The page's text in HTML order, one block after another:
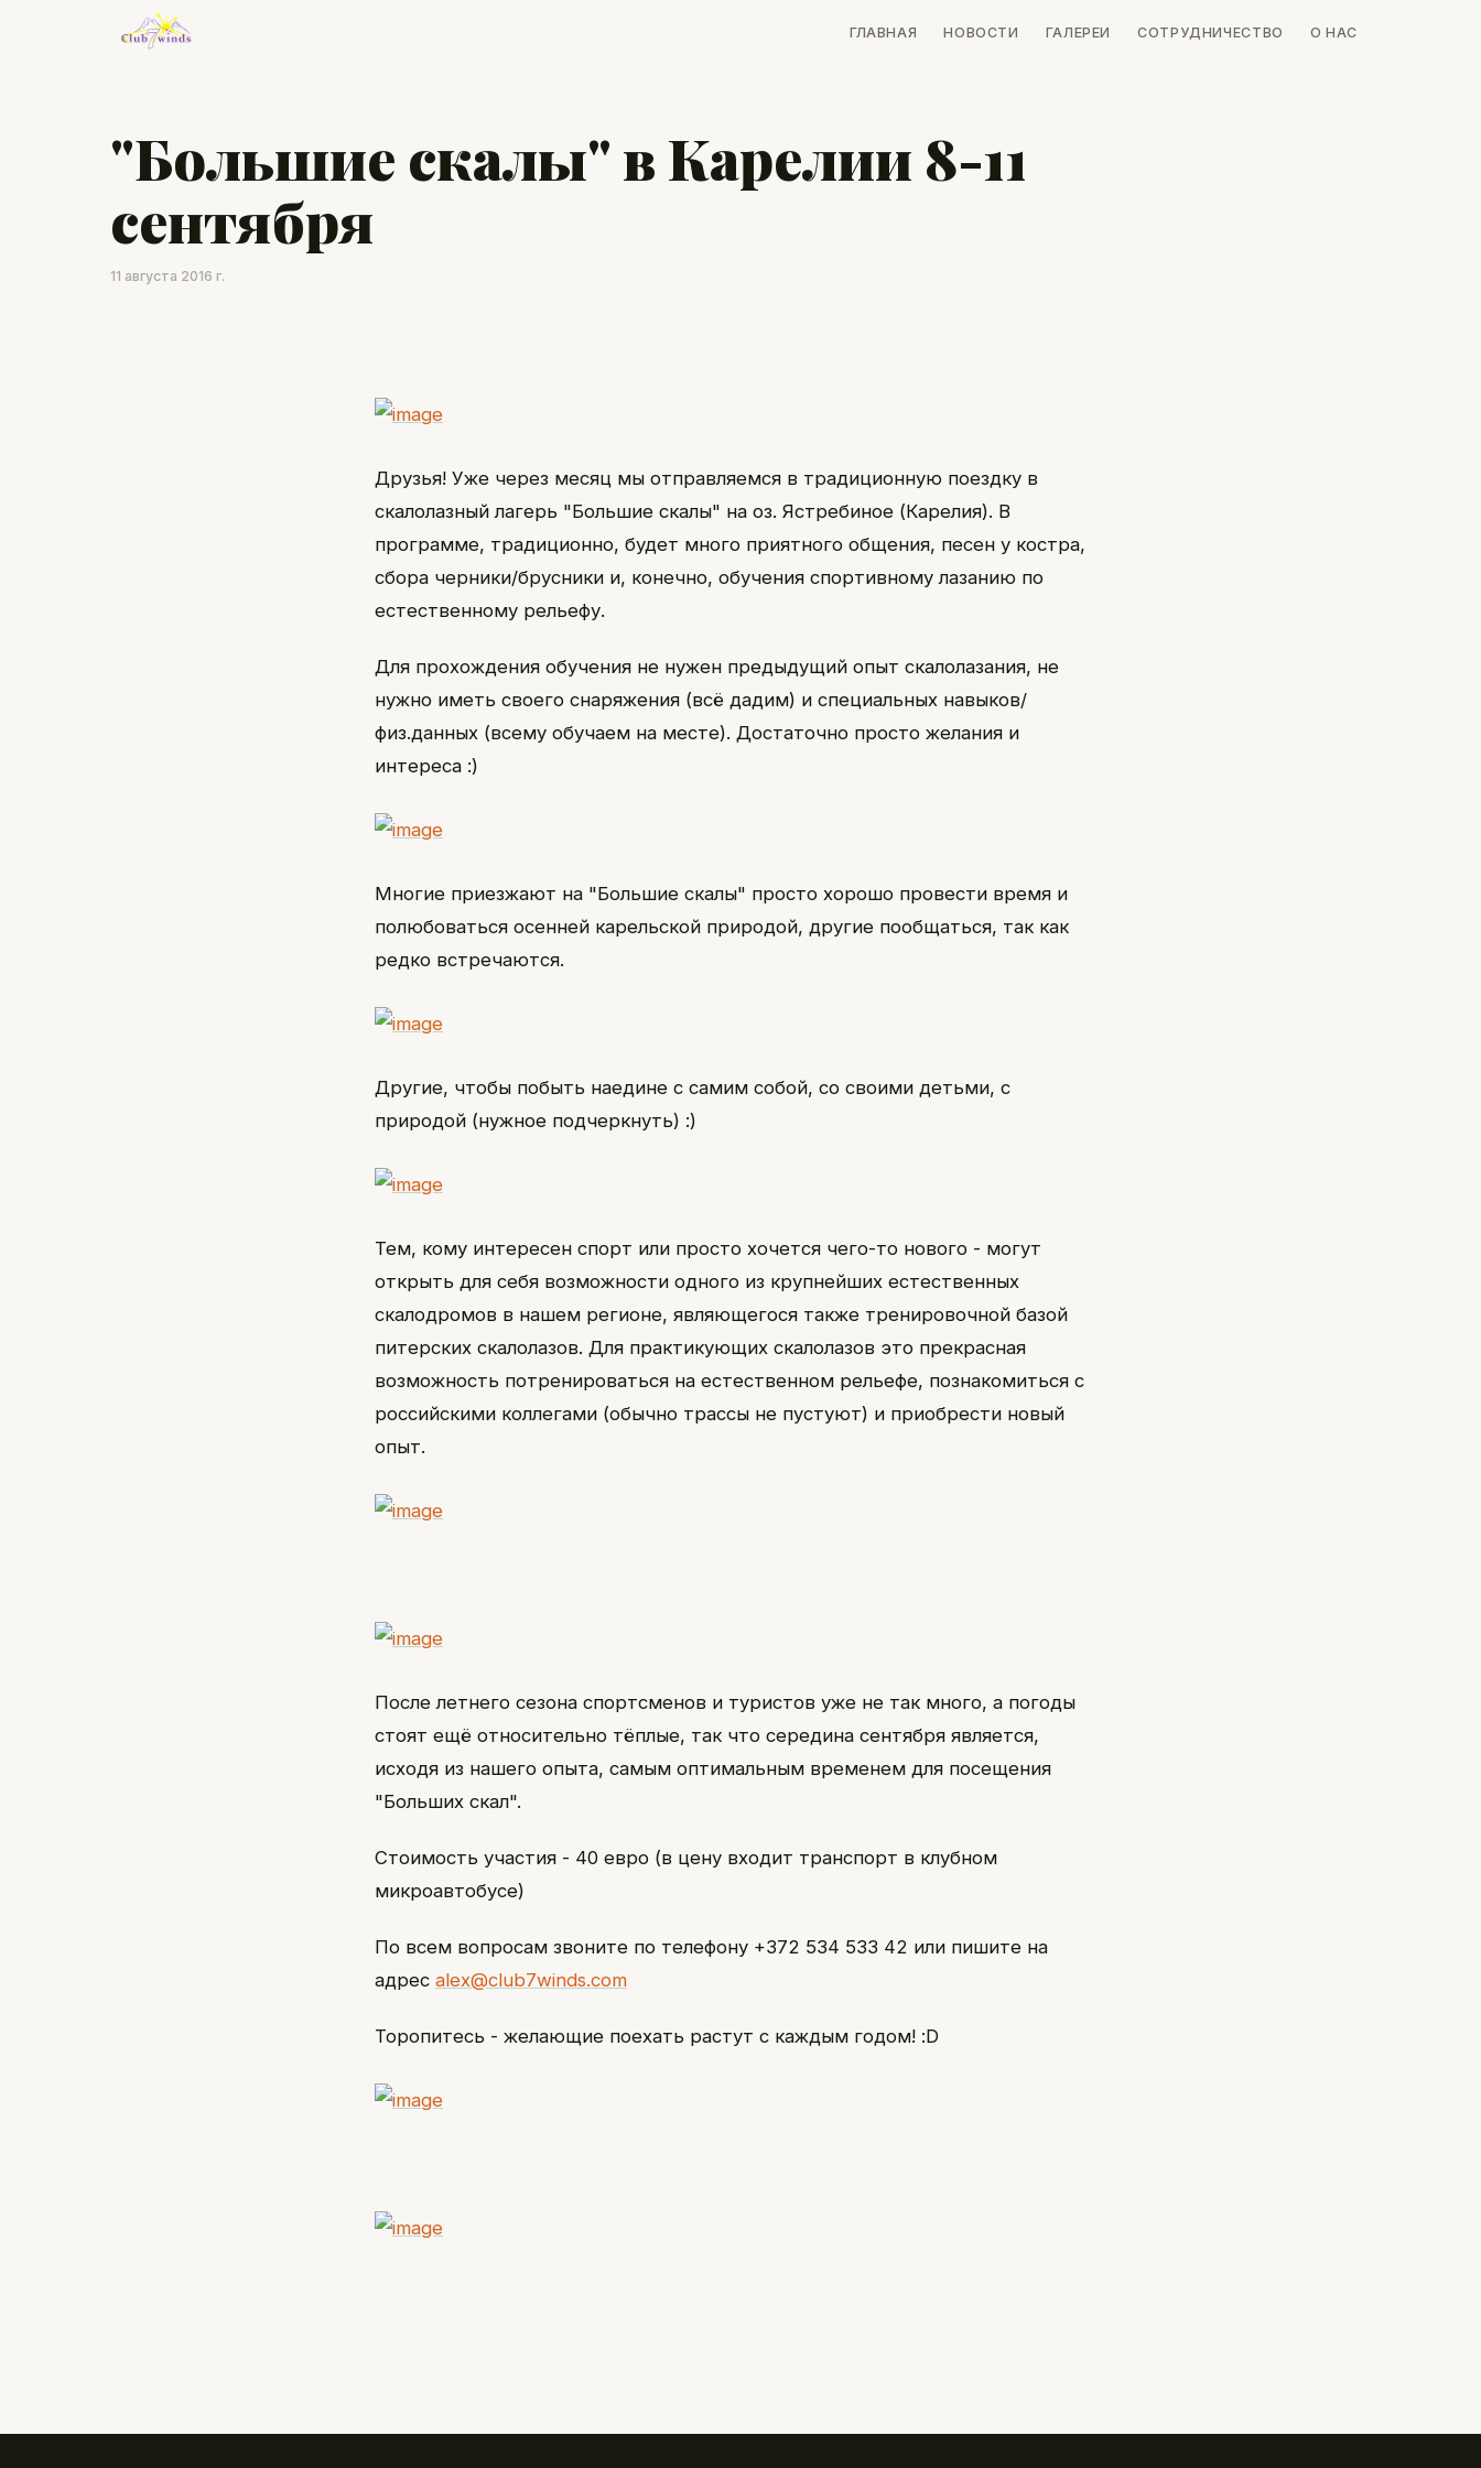
ГЛАВНАЯ НОВОСТИ ГАЛЕРЕИ СОТРУДНИЧЕСТВО О НАС
"Большие скалы" в Карелии 8-11
сентября
11 августа 2016 г.
Друзья! Уже через месяц мы отправляемся в традиционную поездку в
скалолазный лагерь "Большие скалы" на оз. Ястребиное (Карелия). В
программе, традиционно, будет много приятного общения, песен у костра,
сбора черники/брусники и, конечно, обучения спортивному лазанию по
естественному рельефу.
Для прохождения обучения не нужен предыдущий опыт скалолазания, не
нужно иметь своего снаряжения (всё дадим) и специальных навыков/
физ.данных (всему обучаем на месте). Достаточно просто желания и
интереса :)
Многие приезжают на "Большие скалы" просто хорошо провести время и
полюбоваться осенней карельской природой, другие пообщаться, так как
редко встречаются.
Другие, чтобы побыть наедине с самим собой, со своими детьми, с
природой (нужное подчеркнуть) :)
Тем, кому интересен спорт или просто хочется чего-то нового - могут
открыть для себя возможности одного из крупнейших естественных
скалодромов в нашем регионе, являющегося также тренировочной базой
питерских скалолазов. Для практикующих скалолазов это прекрасная
возможность потренироваться на естественном рельефе, познакомиться с
российскими коллегами (обычно трассы не пустуют) и приобрести новый
опыт.
После летнего сезона спортсменов и туристов уже не так много, а погоды
стоят ещё относительно тёплые, так что середина сентября является,
исходя из нашего опыта, самым оптимальным временем для посещения
"Больших скал".
Стоимость участия - 40 евро (в цену входит транспорт в клубном
микроавтобусе)
По всем вопросам звоните по телефону +372 534 533 42 или пишите на
адрес alex@club7winds.com
Торопитесь - желающие поехать растут с каждым годом! :D